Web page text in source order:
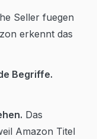
Seller fuegen
erkennt das
Begriffe.
Das
Amazon Titel